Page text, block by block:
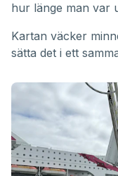
hur länge man var
Kartan väcker
sätta det i ett